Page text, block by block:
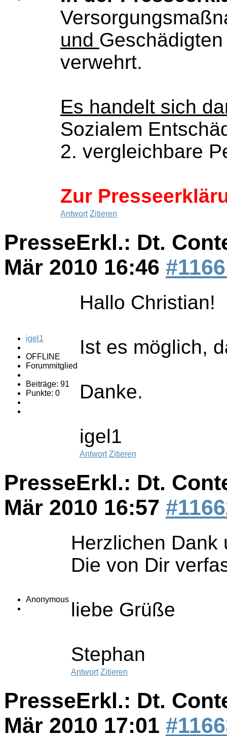
und
verwehrt.
Es handelt sich
Sozialem
2. vergleichbare
Zur
Antwort Zitieren
PresseErkl.: Dt.
Mär 2010 16:46
igel1
OFFLINE
Forummitglied
Beiträge: 91
Punkte: 0
Hallo Christian!
Ist es möglich,
Danke.
igel1
Antwort Zitieren
PresseErkl.: Dt.
Mär 2010 16:57
Anonymous
Herzlichen Dank
Die von Dir
liebe Grüße
Stephan
Antwort Zitieren
PresseErkl.: Dt.
Mär 2010 17:01